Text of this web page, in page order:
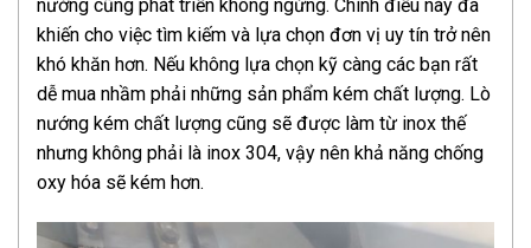
nướng cũng phát triển không ngừng. Chính điều này đã
khiến cho việc tìm kiếm và lựa chọn đơn vị uy tín trở nên
khó khăn hơn. Nếu không lựa chọn kỹ càng các bạn rất
dễ mua nhầm phải những sản phẩm kém chất lượng. Lò
nướng kém chất lượng cũng sẽ được làm từ inox thế
nhưng không phải là inox 304, vậy nên khả năng chống
oxy hóa sẽ kém hơn.